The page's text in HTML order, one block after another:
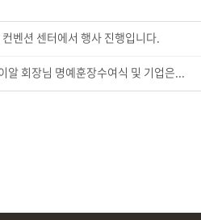
벤션 센터에서 행사 진행입니다.
알 회장님 명예훈장수여식 및 기업은...